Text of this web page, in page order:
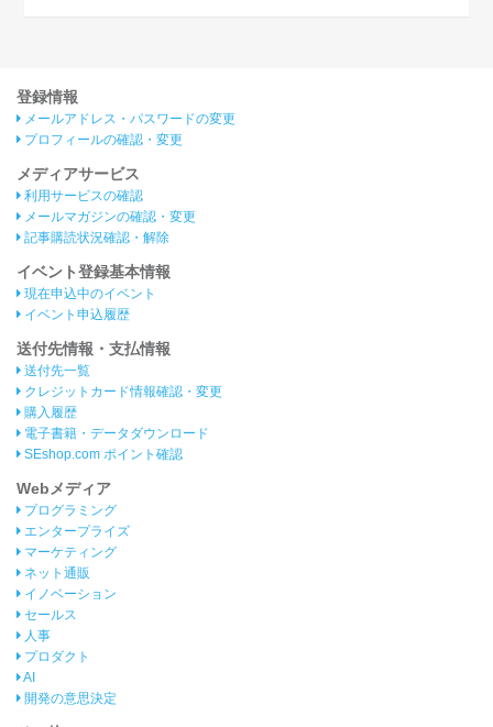
登録情報
メールアドレス・パスワードの変更
プロフィールの確認・変更
メディアサービス
利用サービスの確認
メールマガジンの確認・変更
記事購読状況確認・解除
イベント登録基本情報
現在申込中のイベント
イベント申込履歴
送付先情報・支払情報
送付先一覧
クレジットカード情報確認・変更
購入履歴
電子書籍・データダウンロード
SEshop.com ポイント確認
Webメディア
プログラミング
エンタープライズ
マーケティング
ネット通販
イノベーション
セールス
人事
プロダクト
AI
開発の意思決定